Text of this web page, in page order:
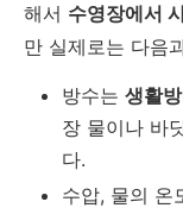
해서 수영장에서
만 실제로는 다음
방수는 생활
장 물이나 바
다.
수압, 물의 온